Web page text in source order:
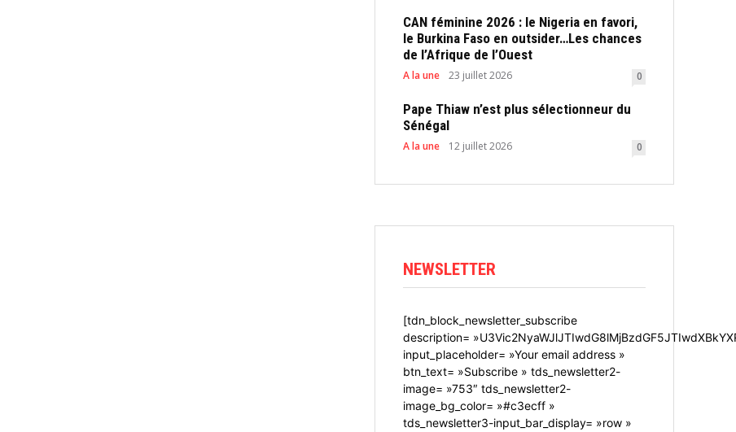
CAN féminine 2026 : le Nigeria en favori,
le Burkina Faso en outsider…Les chances
de l’Afrique de l’Ouest
A la une 23 juillet 2026 0
Pape Thiaw n’est plus sélectionneur du
Sénégal
A la une 12 juillet 2026 0
NEWSLETTER
[tdn_block_newsletter_subscribe
description=
input_placeholder= »Your email address »
btn_text= »Subscribe » tds_newsletter2-
image= »753″ tds_newsletter2-
image_bg_color= »#c3ecff »
tds_newsletter3-input_bar_display= »row »